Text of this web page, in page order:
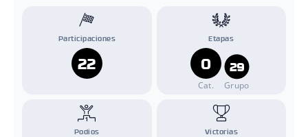
Participaciones
22
Etapas
0
Cat.
29
Grupo
Podios Victorias